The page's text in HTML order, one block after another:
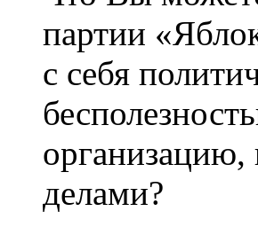
партии
с себя
делами?